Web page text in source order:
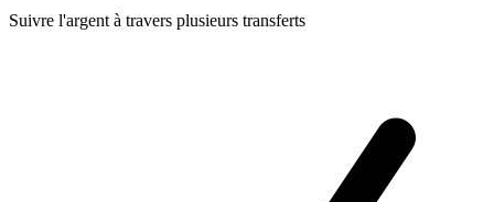
Suivre l'argent à travers plusieurs transferts